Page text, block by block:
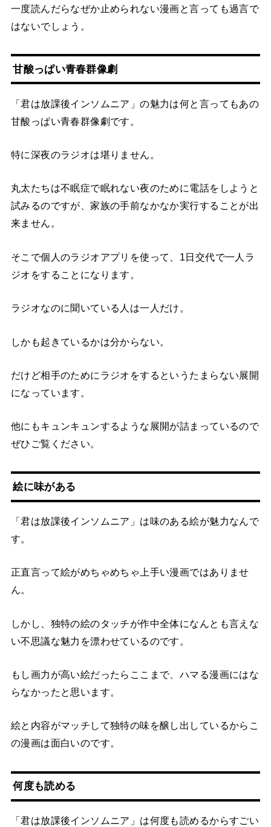
一度読んだらなぜか止められない漫画と言っても過言で
はないでしょう。
甘酸っぱい青春群像劇
「君は放課後インソムニア」の魅力は何と言ってもあの
甘酸っぱい青春群像劇です。
特に深夜のラジオは堪りません。
丸太たちは不眠症で眠れない夜のために電話をしようと
試みるのですが、家族の手前なかなか実行することが出
来ません。
そこで個人のラジオアプリを使って、1日交代で一人ラ
ジオをすることになります。
ラジオなのに聞いている人は一人だけ。
しかも起きているかは分からない。
だけど相手のためにラジオをするというたまらない展開
になっています。
他にもキュンキュンするような展開が詰まっているので
ぜひご覧ください。
絵に味がある
「君は放課後インソムニア」は味のある絵が魅力なんで
す。
正直言って絵がめちゃめちゃ上手い漫画ではありませ
ん。
しかし、独特の絵のタッチが作中全体になんとも言えな
い不思議な魅力を漂わせているのです。
もし画力が高い絵だったらここまで、ハマる漫画にはな
らなかったと思います。
絵と内容がマッチして独特の味を醸し出しているからこ
の漫画は面白いのです。
何度も読める
「君は放課後インソムニア」は何度も読めるからすごい